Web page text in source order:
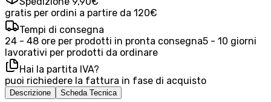
gratis per ordini a partire da 120€
Tempi di consegna
24 - 48 ore per prodotti in pronta consegna5 - 10 giorni
lavorativi per prodotti da ordinare
Hai la partita IVA?
puoi richiedere la fattura in fase di acquisto
Descrizione Scheda Tecnica